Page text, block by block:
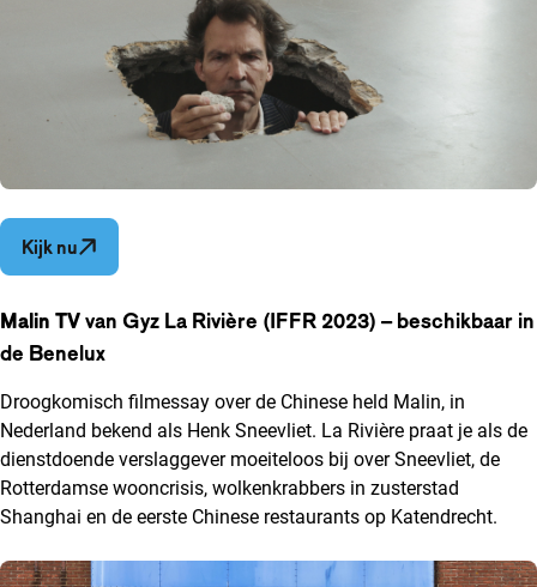
Kijk nu Opent in een nieuw venster
Malin TVvan Gyz La Rivière (IFFR 2023) – beschikbaar in
de Benelux
Droogkomisch filmessay over de Chinese held Malin, in
Nederland bekend als Henk Sneevliet. La Rivière praat je als de
dienstdoende verslaggever moeiteloos bij over Sneevliet, de
Rotterdamse wooncrisis, wolkenkrabbers in zusterstad
Shanghai en de eerste Chinese restaurants op Katendrecht.